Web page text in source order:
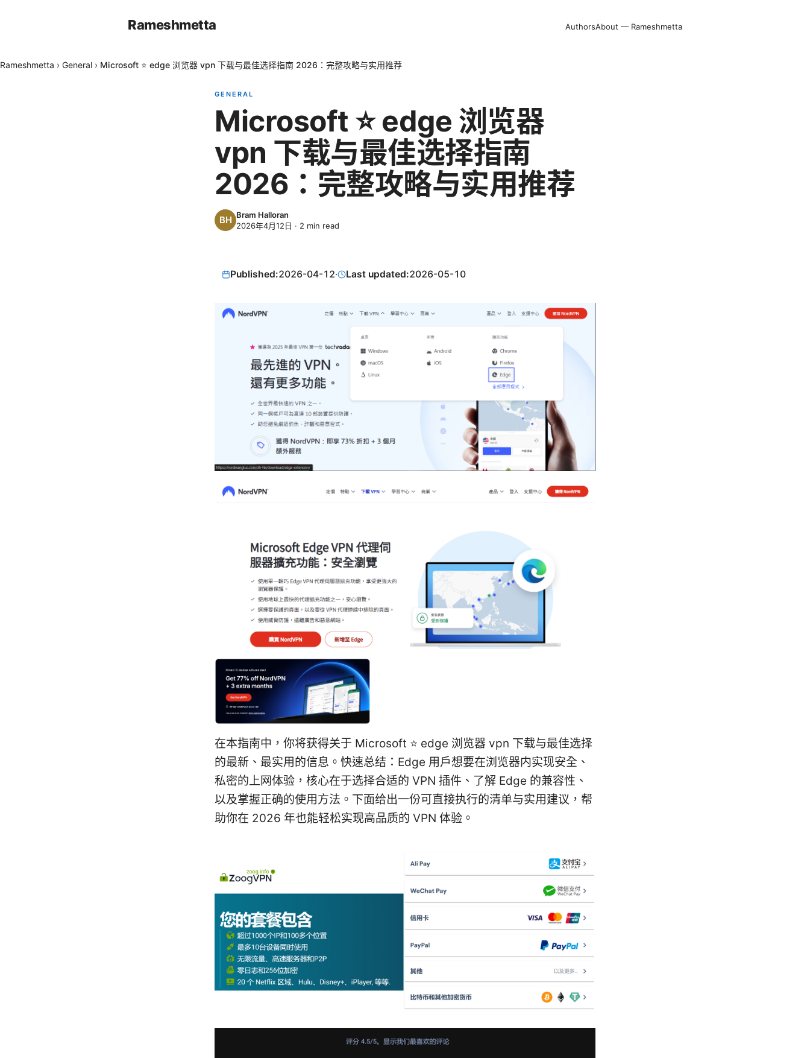
Rameshmetta AuthorsAbout — Rameshmetta
Rameshmetta › General › Microsoft ⭐ edge 浏览器 vpn 下载与最佳选择指南 2026：完整攻略与实用推荐
GENERAL
Microsoft ⭐ edge 浏览器
vpn 下载与最佳选择指南
2026：完整攻略与实用推荐
Bram Halloran
2026年4月12日 · 2 min read
Published:2026-04-12· Last updated:2026-05-10
在本指南中，你将获得关于 Microsoft ⭐ edge 浏览器 vpn 下载与最佳选择
的最新、最实用的信息。快速总结：Edge 用户想要在浏览器内实现安全、
私密的上网体验，核心在于选择合适的 VPN 插件、了解 Edge 的兼容性、
以及掌握正确的使用方法。下面给出一份可直接执行的清单与实用建议，帮
助你在 2026 年也能轻松实现高品质的 VPN 体验。